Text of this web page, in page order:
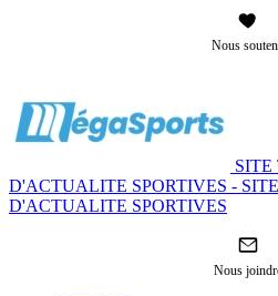
Nous
SITE
D'ACTUALITE SPORTIVES -
D'ACTUALITE SPORTIVES
Nous